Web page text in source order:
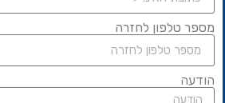
מספר טלפון לחזרה
הודעה